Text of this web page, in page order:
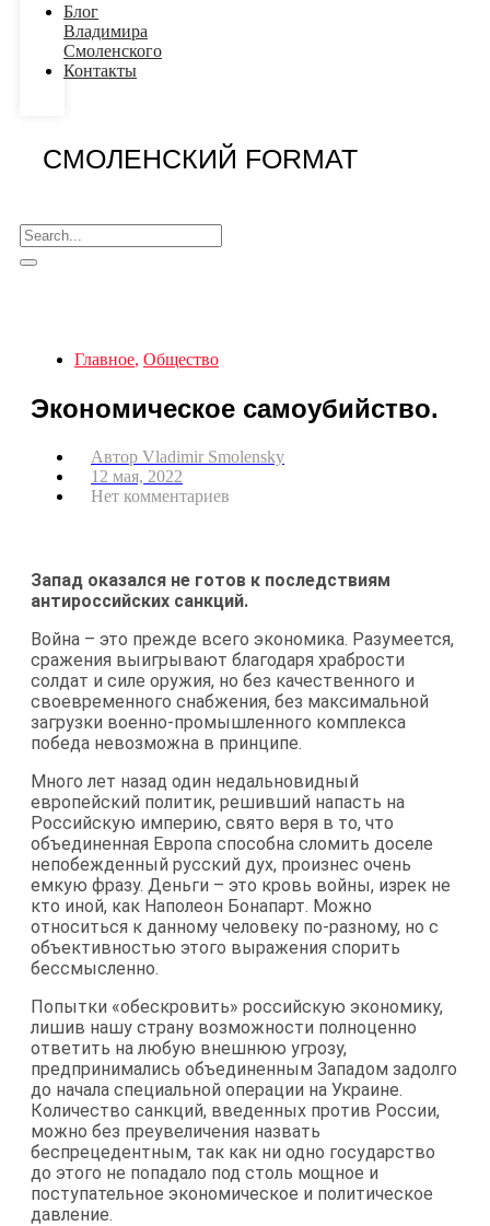
Блог
Владимира
Смоленского
Контакты
СМОЛЕНСКИЙ FORMAT
Главное, Общество
Экономическое самоубийство.
Автор Vladimir Smolensky
12 мая, 2022
Нет комментариев
Запад оказался не готов к последствиям
антироссийских санкций.
Война – это прежде всего экономика. Разумеется,
сражения выигрывают благодаря храбрости
солдат и силе оружия, но без качественного и
своевременного снабжения, без максимальной
загрузки военно-промышленного комплекса
победа невозможна в принципе.
Много лет назад один недальновидный
европейский политик, решивший напасть на
Российскую империю, свято веря в то, что
объединенная Европа способна сломить доселе
непобежденный русский дух, произнес очень
емкую фразу. Деньги – это кровь войны, изрек не
кто иной, как Наполеон Бонапарт. Можно
относиться к данному человеку по-разному, но с
объективностью этого выражения спорить
бессмысленно.
Попытки «обескровить» российскую экономику,
лишив нашу страну возможности полноценно
ответить на любую внешнюю угрозу,
предпринимались объединенным Западом задолго
до начала специальной операции на Украине.
Количество санкций, введенных против России,
можно без преувеличения назвать
беспрецедентным, так как ни одно государство
до этого не попадало под столь мощное и
поступательное экономическое и политическое
давление.